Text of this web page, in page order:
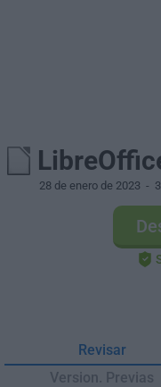
28 de enero de 2023 -
Revisar
Version. Previas